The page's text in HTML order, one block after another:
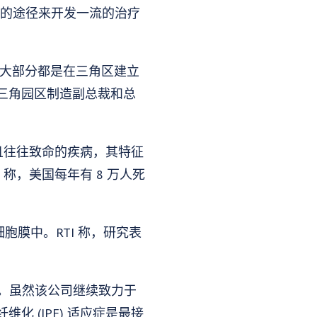
途径来开发一流的治疗
部分都是在三角区建立
角园区制造副总裁和总
往致命的疾病，其特征
，美国每年有 8 万人死
膜中。RTI 称，研究表
虽然该公司继续致力于
维化 (IPF) 适应症是最接